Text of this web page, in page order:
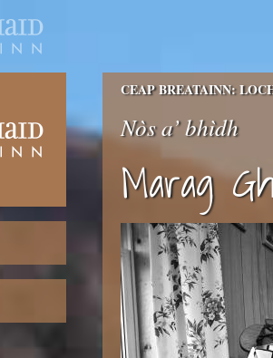
CEAP BREATAINN:
Nòs a’ bhìdh
Marag